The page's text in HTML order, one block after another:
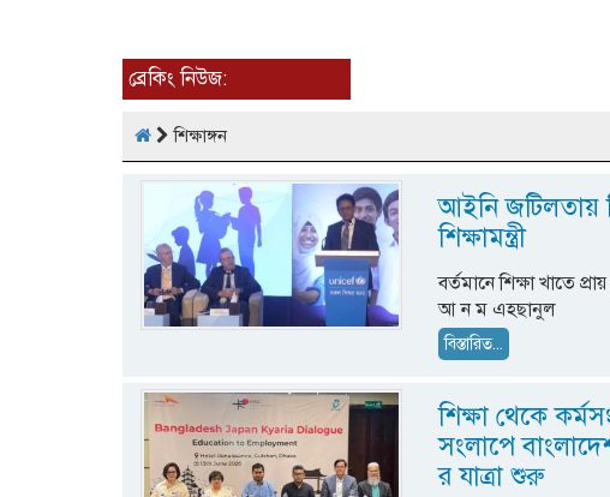
ব্রেকিং নিউজ:
শিক্ষাঙ্গন
আইনি জটিলতায়
শিক্ষামন্ত্রী
বর্তমানে শিক্ষা খাতে
আ ন ম এহছানুল
বিস্তারিত...
শিক্ষা থেকে
সংলাপে
র যাত্রা শুরু